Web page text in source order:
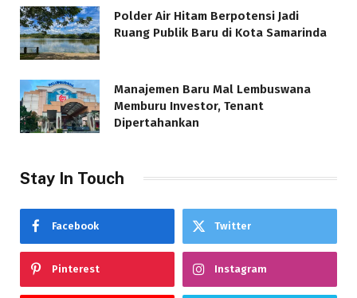
Polder Air Hitam Berpotensi Jadi
Ruang Publik Baru di Kota Samarinda
Manajemen Baru Mal Lembuswana
Memburu Investor, Tenant
Dipertahankan
Stay In Touch
Facebook Twitter
Pinterest Instagram